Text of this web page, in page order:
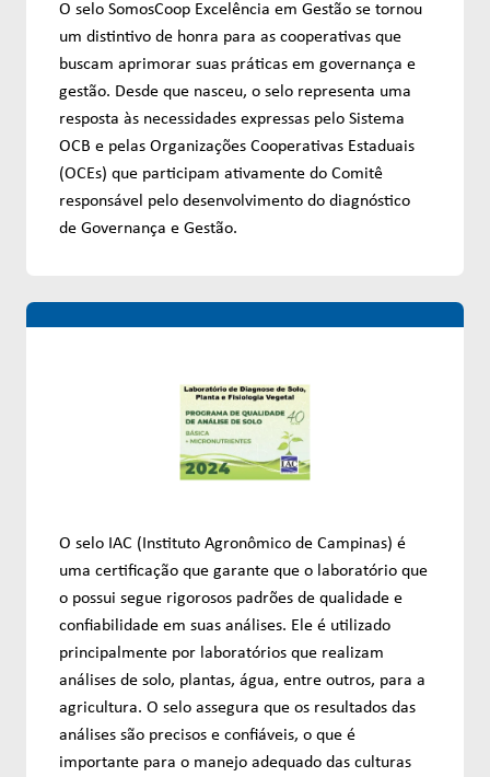
O selo SomosCoop Excelência em Gestão se tornou
um distintivo de honra para as cooperativas que
buscam aprimorar suas práticas em governança e
gestão. Desde que nasceu, o selo representa uma
resposta às necessidades expressas pelo Sistema
OCB e pelas Organizações Cooperativas Estaduais
(OCEs) que participam ativamente do Comitê
responsável pelo desenvolvimento do diagnóstico
de Governança e Gestão.
O selo IAC (Instituto Agronômico de Campinas) é
uma certificação que garante que o laboratório que
o possui segue rigorosos padrões de qualidade e
confiabilidade em suas análises. Ele é utilizado
principalmente por laboratórios que realizam
análises de solo, plantas, água, entre outros, para a
agricultura. O selo assegura que os resultados das
análises são precisos e confiáveis, o que é
importante para o manejo adequado das culturas